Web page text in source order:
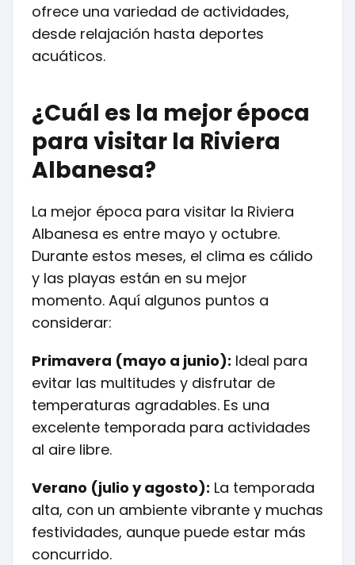
ofrece una variedad de actividades,
desde relajación hasta deportes
acuáticos.
¿Cuál es la mejor época
para visitar la Riviera
Albanesa?
La mejor época para visitar la Riviera
Albanesa es entre mayo y octubre.
Durante estos meses, el clima es cálido
y las playas están en su mejor
momento. Aquí algunos puntos a
considerar:
Primavera (mayo a junio): Ideal para
evitar las multitudes y disfrutar de
temperaturas agradables. Es una
excelente temporada para actividades
al aire libre.
Verano (julio y agosto): La temporada
alta, con un ambiente vibrante y muchas
festividades, aunque puede estar más
concurrido.